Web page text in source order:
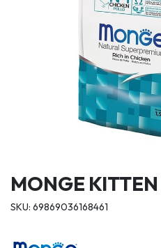
MONGE
SKU: 69869036168461